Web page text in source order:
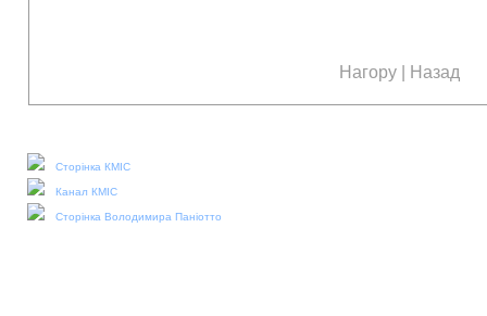
Нагору | Назад
Сторінка КМІС
Канал КМІС
Сторінка Володимира Паніотто